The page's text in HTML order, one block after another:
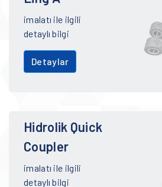
imalatı ile ilgili
detaylı bilgi
Detaylar
Hidrolik Quick
Coupler
imalatı ile ilgili
detaylı bilgi